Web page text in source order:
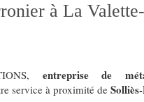
à La
entreprise de
service à proximité de